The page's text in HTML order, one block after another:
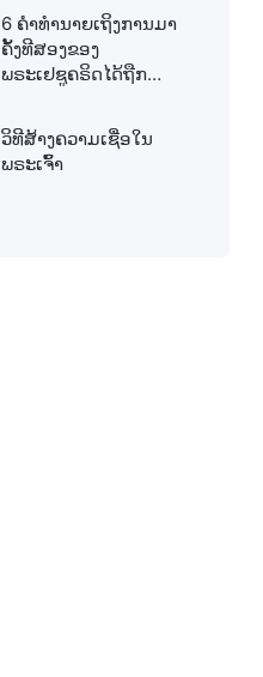
6 ຄຳທຳນາຍເຖິງການມາ
ຄັ້ງທີສອງຂອງ
ພຣະເຢຊູຄຣິດໄດ້ຖືກ
ວິທີສ້າງຄວາມເຊື່ອໃນ
ພຣະເຈົ້າ